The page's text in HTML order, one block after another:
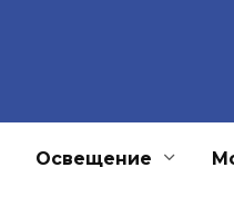
Освещение